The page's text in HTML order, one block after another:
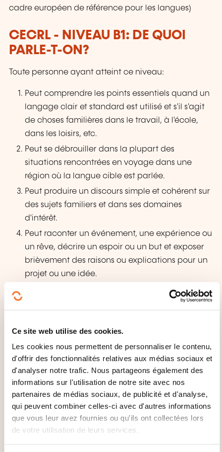
Ce site web utilise des cookies.
Les cookies nous permettent de personnaliser le contenu,
d'offrir des fonctionnalités relatives aux médias sociaux et
d'analyser notre trafic. Nous partageons également des
informations sur l'utilisation de notre site avec nos
partenaires de médias sociaux, de publicité et d'analyse,
qui peuvent combiner celles-ci avec d'autres informations
que vous leur avez fournies ou qu'ils ont collectées lors
de votre utilisation de leurs services.
cadre européen de référence pour les langues)
CECRL - NIVEAU B1: DE QUOI
PARLE-T-ON?
Toute personne ayant atteint ce niveau:
Peut comprendre les points essentiels quand un
langage clair et standard est utilisé et s'il s'agit
de choses familières dans le travail, à l'école,
dans les loisirs, etc.
Peut se débrouiller dans la plupart des
situations rencontrées en voyage dans une
région où la langue cible est parlée.
Peut produire un discours simple et cohérent sur
des sujets familiers et dans ses domaines
d'intérêt.
Peut raconter un événement, une expérience ou
un rêve, décrire un espoir ou un but et exposer
brièvement des raisons ou explications pour un
projet ou une idée.
Comment contacter
l’organisme de formation
?
Christian Neukirch
info@bildungszentrum-neukirch.de